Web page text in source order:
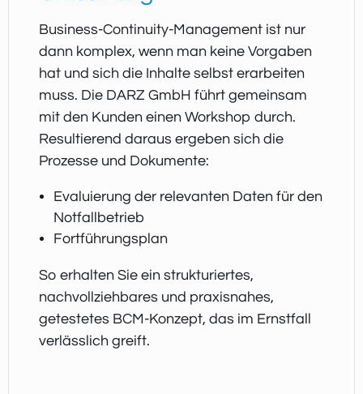
Business-Continuity-Management ist nur
dann komplex, wenn man keine Vorgaben
hat und sich die Inhalte selbst erarbeiten
muss. Die DARZ GmbH führt gemeinsam
mit den Kunden einen Workshop durch.
Resultierend daraus ergeben sich die
Prozesse und Dokumente:
Evaluierung der relevanten Daten für den
Notfallbetrieb
Fortführungsplan
So erhalten Sie ein strukturiertes,
nachvollziehbares und praxisnahes,
getestetes BCM-Konzept, das im Ernstfall
verlässlich greift.